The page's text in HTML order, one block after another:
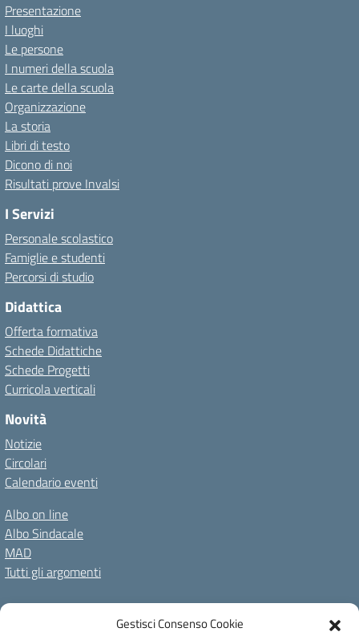
Gestisci Consenso Cookie
Presentazione
I luoghi
Le persone
I numeri della scuola
Le carte della scuola
Organizzazione
La storia
Libri di testo
Dicono di noi
Risultati prove Invalsi
I Servizi
Personale scolastico
Famiglie e studenti
Percorsi di studio
Didattica
Offerta formativa
Schede Didattiche
Schede Progetti
Curricola verticali
Novità
Notizie
Circolari
Calendario eventi
Albo on line
Albo Sindacale
MAD
Tutti gli argomenti
Amministrazione Trasparente